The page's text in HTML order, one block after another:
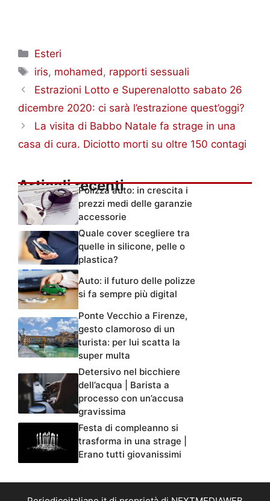
Categorie
Esteri
Tag
iris, mohamed , rapporti sessuali
Estrazioni Lotto e Superenalotto sabato 26
dicembre 2020: ci sarà l’estrazione quest’oggi?
La visita di Babbo Natale fa strage in una
casa di cura. Diciotto morti su oltre 150 contagi
Articoli recentiPolizza auto: in crescita i
prezzi medi delle garanzie
accessorie
Quale cover scegliere tra
quelle in silicone, pelle o
plastica?
Auto: il futuro delle polizze
si fa sempre più digital
Ponte Vecchio a Firenze,
gesto clamoroso di un
turista: per lui scatta la
super multa
Detersivo nel bicchiere
dell’acqua | Barista a
processo con un’accusa
gravissima
Festa di compleanno si
trasforma in una strage |
Erano tutti giovanissimi